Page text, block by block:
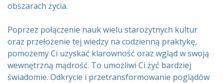
obszarach życia.
Poprzez połączenie nauk wielu starożytnych kultur
oraz przełożenie tej wiedzy na codzienną praktykę,
pomożemy Ci uzyskać klarowność oraz wgląd w swoją
wewnętrzną mądrość. To umożliwi Ci żyć bardziej
świadomie. Odkrycie i przetransformowanie poglądów